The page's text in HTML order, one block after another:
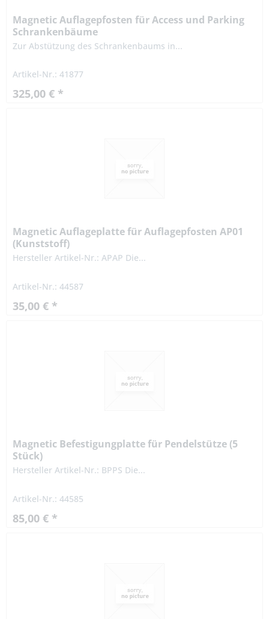
Magnetic Auflagepfosten für Access und Parking
Schrankenbäume
Zur Abstützung des Schrankenbaums in...
Artikel-Nr.: 41877
325,00 € *
Magnetic Auflageplatte für Auflagepfosten AP01
(Kunststoff)
Hersteller Artikel-Nr.: APAP Die...
Artikel-Nr.: 44587
35,00 € *
Magnetic Befestigungplatte für Pendelstütze (5
Stück)
Hersteller Artikel-Nr.: BPPS Die...
Artikel-Nr.: 44585
85,00 € *